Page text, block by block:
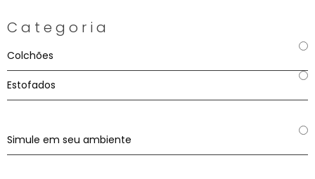
Categoria
Colchões
Estofados
Simule em seu ambiente